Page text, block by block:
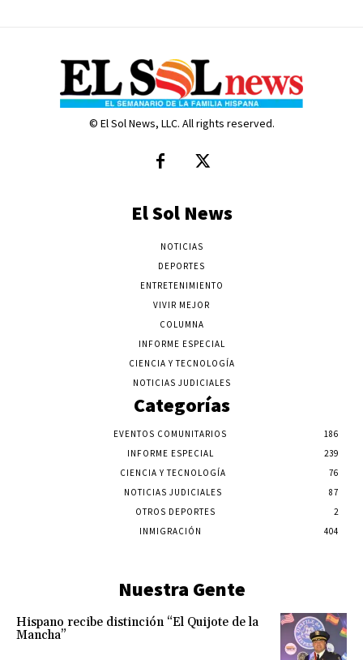
© El Sol News, LLC. All rights reserved.
El Sol News
NOTICIAS
DEPORTES
ENTRETENIMIENTO
VIVIR MEJOR
COLUMNA
INFORME ESPECIAL
CIENCIA Y TECNOLOGÍA
NOTICIAS JUDICIALES
Categorías
EVENTOS COMUNITARIOS
186
INFORME ESPECIAL
239
CIENCIA Y TECNOLOGÍA
76
NOTICIAS JUDICIALES
87
OTROS DEPORTES
2
INMIGRACIÓN
404
Nuestra Gente
Hispano recibe distinción “El Quijote de la
Mancha”